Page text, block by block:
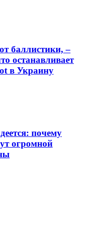
баллистики, –
останавливает
в Украину
почему
огромной